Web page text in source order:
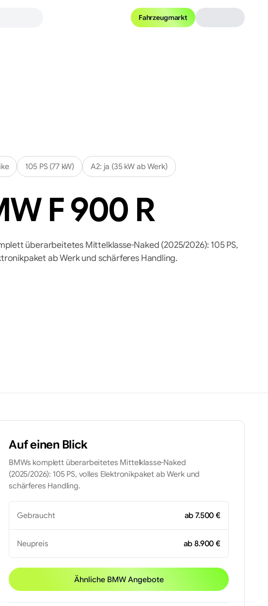
Fahrzeugmarkt
105 PS (77 kW) A2: ja (35 kW ab Werk)
F 900 R
überarbeitetes Mittelklasse-Naked (2025/2026): 105 PS,
ab Werk und schärferes Handling.
Auf einen Blick
BMWs komplett überarbeitetes Mittelklasse-Naked
(2025/2026): 105 PS, volles Elektronikpaket ab Werk und
schärferes Handling.
Gebraucht ab 7.500 €
Neupreis ab 8.900 €
Ähnliche BMW Angebote